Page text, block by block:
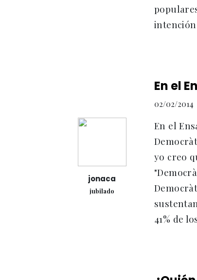
intención
En el
02/02/2014
jonaca
jubilado
En el
yo creo
41% de